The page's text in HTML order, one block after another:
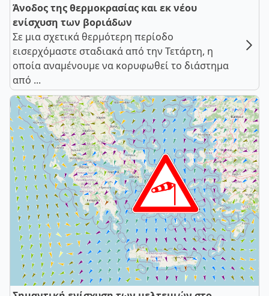
Άνοδος της θερμοκρασίας και εκ νέου
ενίσχυση των βοριάδων
Σε μια σχετικά θερμότερη περίοδο
εισερχόμαστε σταδιακά από την Τετάρτη, η
οποία αναμένουμε να κορυφωθεί το διάστημα
από ...